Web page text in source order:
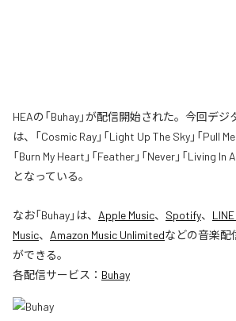
HEAの「Buhay」が配信開始された。今回デ
は、「Cosmic Ray」「Light Up The Sky」「Pull
「Burn My Heart」「Feather」「Never」「Living
となっている。
なお「Buhay」は、 Apple Music、 Spotify、
Music、 Amazon Music Unlimitedなどの音楽配
ができる。
各配信サービス： Buhay